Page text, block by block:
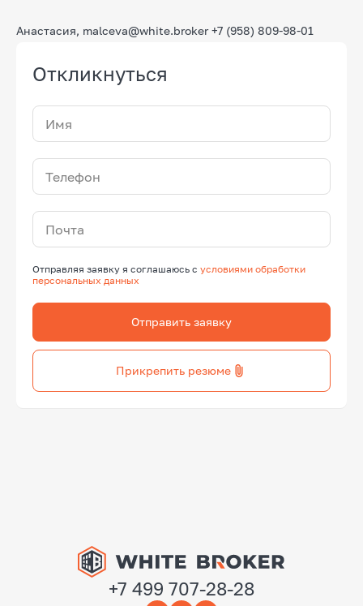
Откликнуться
Имя
Телефон
Почта
Отправляя заявку я соглашаюсь с условиями обработки
персональных данных
Отправить заявку
Прикрепить резюме
Анастасия, malceva@white.broker +7 (958) 809-98-01
+7 499 707-28-28